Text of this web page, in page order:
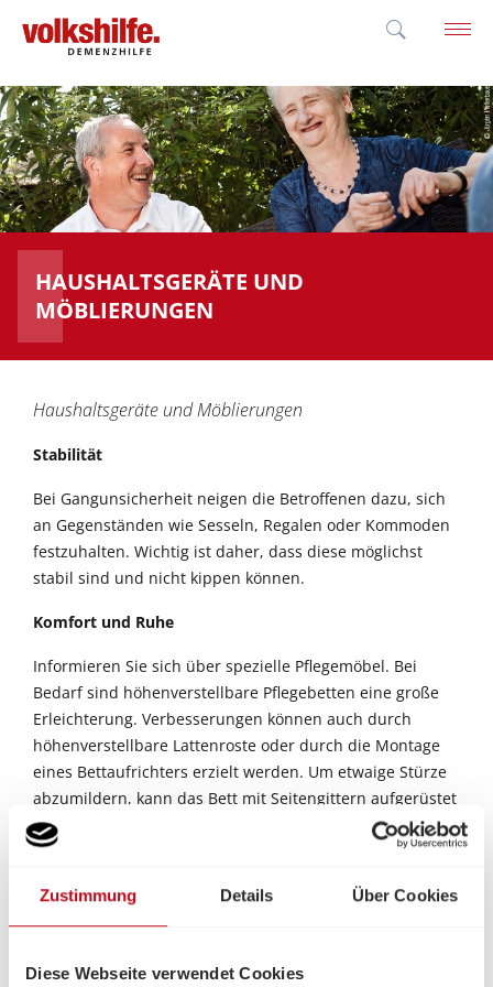
Zustimmung Details Über Cookies
Diese Webseite verwendet Cookies
HAUSHALTSGERÄTE UND
MÖBLIERUNGEN
Haushaltsgeräte und Möblierungen
Stabilität
Bei Gangunsicherheit neigen die Betroffenen dazu, sich
an Gegenständen wie Sesseln, Regalen oder Kommoden
festzuhalten. Wichtig ist daher, dass diese möglichst
stabil sind und nicht kippen können.
Komfort und Ruhe
Informieren Sie sich über spezielle Pflegemöbel. Bei
Bedarf sind höhenverstellbare Pflegebetten eine große
Erleichterung. Verbesserungen können auch durch
höhenverstellbare Lattenroste oder durch die Montage
eines Bettaufrichters erzielt werden. Um etwaige Stürze
abzumildern, kann das Bett mit Seitengittern aufgerüstet
werden. Übergangsweise kann auch eine zusätzliche
Matratze vor dem Bett schlimmeres verhindern.
Die Auswahl angemessener Sitzmöbel ist wichtig, um das
selbstständige Aufstehen möglichst lange zu
optimale Sitzhöhe sollte niedriger als die